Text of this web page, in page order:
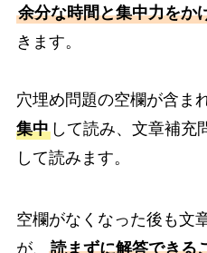
余分な時間と集中力をか
きます。
穴埋め問題の空欄が含ま
集中して読み、文章補充
して読みます。
空欄がなくなった後も文
が、 読まずに解答できる